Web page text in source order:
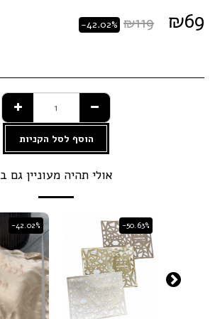
₪69
₪119
-42.02%
הוסף לסל הקניות
אולי תהיה מעוניין גם ב
-50.63%
-42.02%